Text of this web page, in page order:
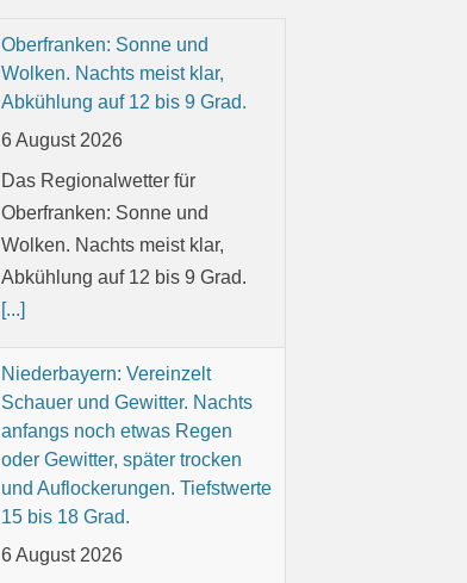
Oberfranken: Sonne und
Wolken. Nachts meist klar,
Abkühlung auf 12 bis 9 Grad.
6 August 2026
Das Regionalwetter für
Oberfranken: Sonne und
Wolken. Nachts meist klar,
Abkühlung auf 12 bis 9 Grad.
[...]
Niederbayern: Vereinzelt
Schauer und Gewitter. Nachts
anfangs noch etwas Regen
oder Gewitter, später trocken
und Auflockerungen. Tiefstwerte
15 bis 18 Grad.
6 August 2026